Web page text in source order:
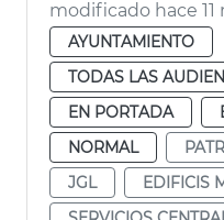
modificado hace 11
AYUNTAMIENTO
TODAS LAS
EN PORTADA
NORMAL
JGL
EDIFICIS